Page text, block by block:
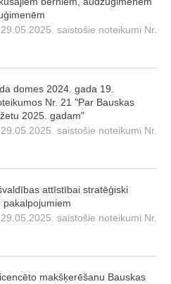
saistošie noteikumi Nr.
domes 2024. gada 19.
Nr. 21 "Par Bauskas
2025. gadam"
saistošie noteikumi Nr.
attīstībai stratēģiski
saistošie noteikumi Nr.
makšķerēšanu Bauskas